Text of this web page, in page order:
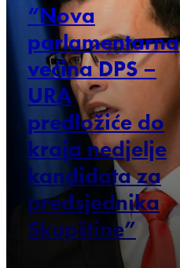
“Nova
parlamentarna
većina DPS –
URA
predložiće do
kraja nedjelje
kandidata za
predsjednika
Skupštine”